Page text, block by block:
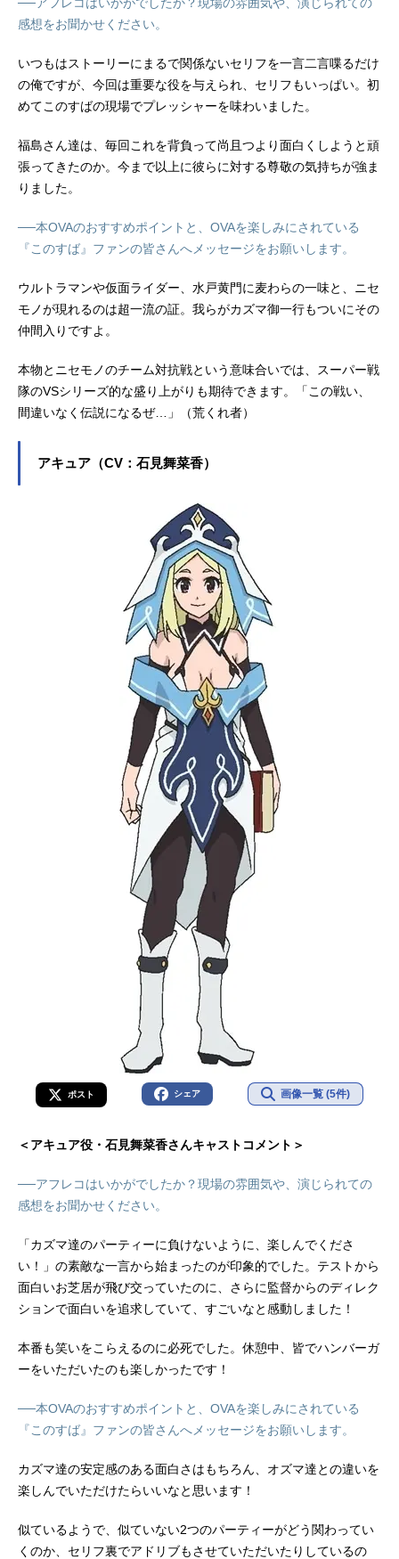
感想をお聞かせください。
いつもはストーリーにまるで関係ないセリフを一言二言喋るだけ
の俺ですが、今回は重要な役を与えられ、セリフもいっぱい。初
めてこのすばの現場でプレッシャーを味わいました。
福島さん達は、毎回これを背負って尚且つより面白くしようと頑
張ってきたのか。今まで以上に彼らに対する尊敬の気持ちが強ま
りました。
──本OVAのおすすめポイントと、OVAを楽しみにされている
『このすば』ファンの皆さんへメッセージをお願いします。
ウルトラマンや仮面ライダー、水戸黄門に麦わらの一味と、ニセ
モノが現れるのは超一流の証。我らがカズマ御一行もついにその
仲間入りですよ。
本物とニセモノのチーム対抗戦という意味合いでは、スーパー戦
隊のVSシリーズ的な盛り上がりも期待できます。「この戦い、
間違いなく伝説になるぜ…」（荒くれ者）
アキュア（CV：石見舞菜香）
ポスト シェア 画像一覧 (5件)
＜アキュア役・石見舞菜香さんキャストコメント＞
──アフレコはいかがでしたか？現場の雰囲気や、演じられての
感想をお聞かせください。
「カズマ達のパーティーに負けないように、楽しんでくださ
い！」の素敵な一言から始まったのが印象的でした。テストから
面白いお芝居が飛び交っていたのに、さらに監督からのディレク
ションで面白いを追求していて、すごいなと感動しました！
本番も笑いをこらえるのに必死でした。休憩中、皆でハンバーガ
ーをいただいたのも楽しかったです！
──本OVAのおすすめポイントと、OVAを楽しみにされている
『このすば』ファンの皆さんへメッセージをお願いします。
カズマ達の安定感のある面白さはもちろん、オズマ達との違いを
楽しんでいただけたらいいなと思います！
似ているようで、似ていない2つのパーティーがどう関わってい
くのか、セリフ裏でアドリブもさせていただいたりしているの